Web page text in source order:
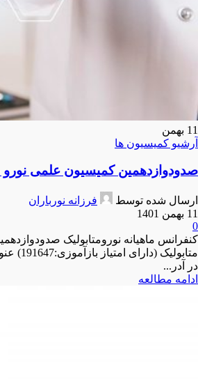
11 بهمن
آرشیو کمیسیون ها
صدودوازدهمین کمیسیون علمی نورو
ارسال شده توسط
فرزانه نورباران
11 بهمن 1401
0
کنفرانس ماهیانه نورومتابولیک
متابولیک
در آدر...
ادامه مطالعه